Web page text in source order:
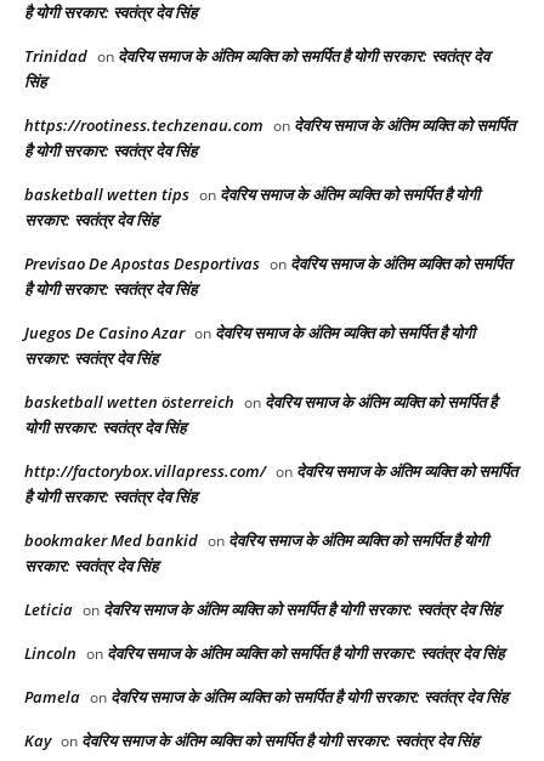
है योगी सरकार: स्वतंत्र देव सिंह
Trinidad on देवरिय समाज के अंतिम व्यक्ति को समर्पित है योगी सरकार: स्वतंत्र देव
सिंह
https://rootiness.techzenau.com on देवरिय समाज के अंतिम व्यक्ति को समर्पित
है योगी सरकार: स्वतंत्र देव सिंह
basketball wetten tips on देवरिय समाज के अंतिम व्यक्ति को समर्पित है योगी
सरकार: स्वतंत्र देव सिंह
Previsao De Apostas Desportivas on देवरिय समाज के अंतिम व्यक्ति को समर्पित
है योगी सरकार: स्वतंत्र देव सिंह
Juegos De Casino Azar on देवरिय समाज के अंतिम व्यक्ति को समर्पित है योगी
सरकार: स्वतंत्र देव सिंह
basketball wetten österreich on देवरिय समाज के अंतिम व्यक्ति को समर्पित है
योगी सरकार: स्वतंत्र देव सिंह
http://factorybox.villapress.com/ on देवरिय समाज के अंतिम व्यक्ति को समर्पित
है योगी सरकार: स्वतंत्र देव सिंह
bookmaker Med bankid on देवरिय समाज के अंतिम व्यक्ति को समर्पित है योगी
सरकार: स्वतंत्र देव सिंह
Leticia on देवरिय समाज के अंतिम व्यक्ति को समर्पित है योगी सरकार: स्वतंत्र देव सिंह
Lincoln on देवरिय समाज के अंतिम व्यक्ति को समर्पित है योगी सरकार: स्वतंत्र देव सिंह
Pamela on देवरिय समाज के अंतिम व्यक्ति को समर्पित है योगी सरकार: स्वतंत्र देव सिंह
Kay on देवरिय समाज के अंतिम व्यक्ति को समर्पित है योगी सरकार: स्वतंत्र देव सिंह